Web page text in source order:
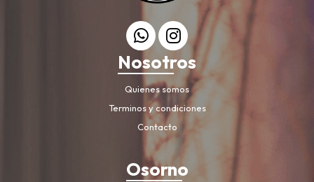
Nosotros
Quienes somos
Terminos y condiciones
Contacto
Osorno